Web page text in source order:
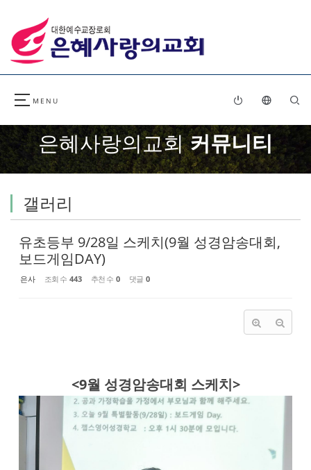
은혜사랑의교회커뮤니티
갤러리
유초등부 9/28일 스케치(9월 성경암송대회,
보드게임DAY)
은사 조회 수 443 추천 수 0 댓글 0
<9월 성경암송대회 스케치>